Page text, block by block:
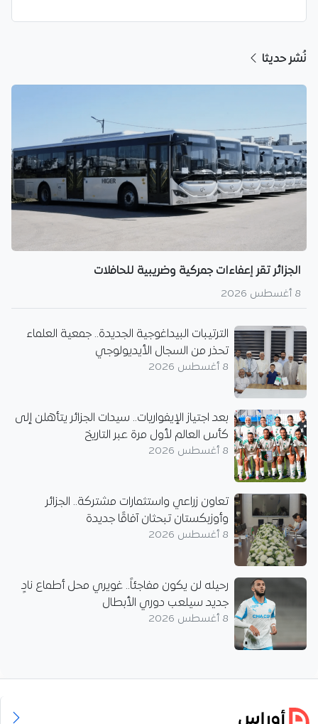
نُشر حديثا
الجزائر تقر إعفاءات جمركية وضريبية للحافلات
8 أغسطس 2026
الترتيبات البيداغوجية الجديدة.. جمعية العلماء
تحذر من السجال الأيديولوجي
8 أغسطس 2026
بعد اجتياز الإيفواريات.. سيدات الجزائر يتأهلن إلى
كأس العالم لأول مرة عبر التاريخ
8 أغسطس 2026
تعاون زراعي واستثمارات مشتركة.. الجزائر
وأوزبكستان تبحثان آفاقًا جديدة
8 أغسطس 2026
رحيله لن يكون مفاجئاً.. غويري محل أطماع نادٍ
جديد سيلعب دوري الأبطال
8 أغسطس 2026